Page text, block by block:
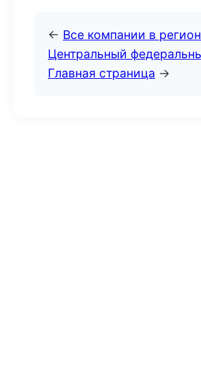
← Все компании в
Центральный
Главная страница →